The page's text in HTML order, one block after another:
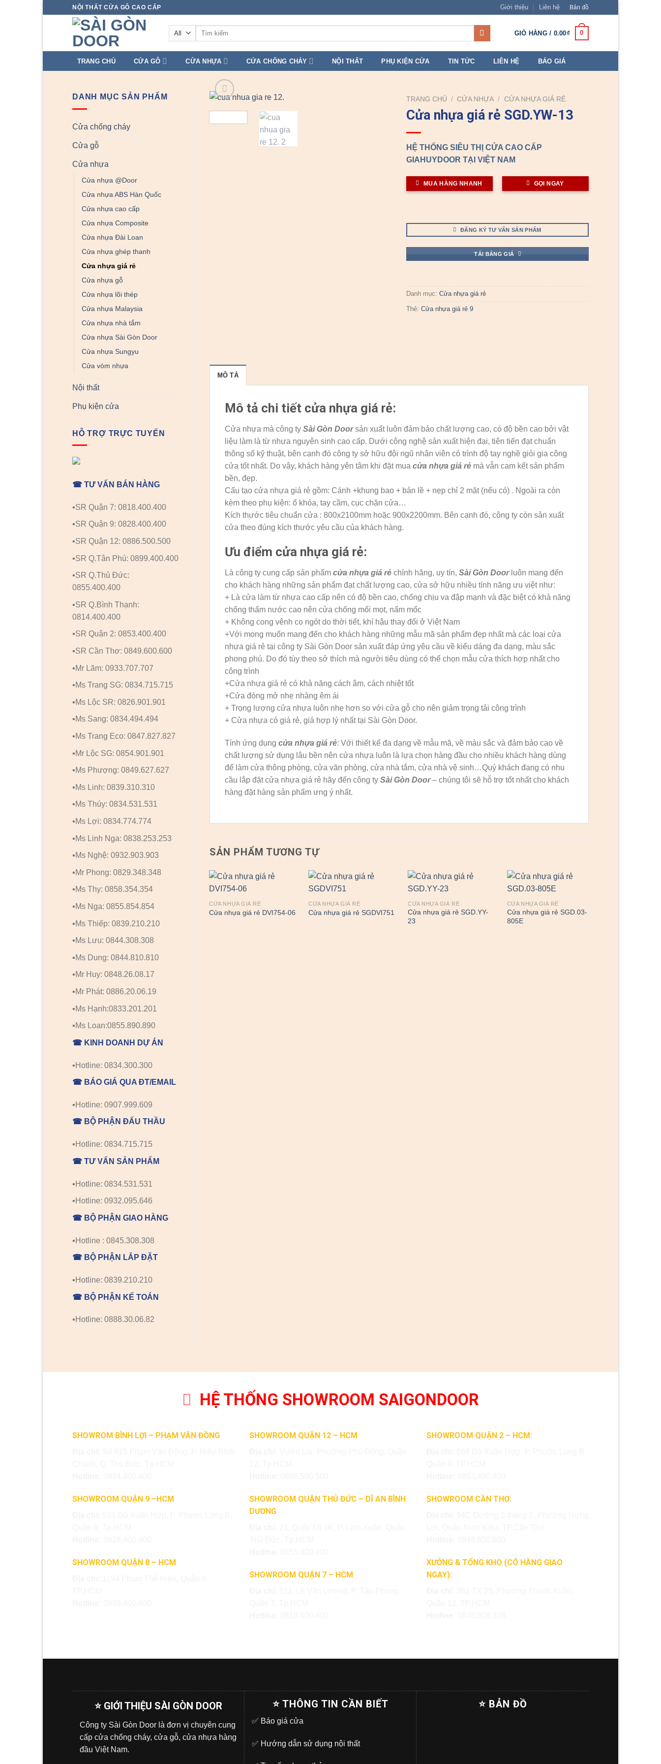
NỘI THẤT CỬA GỖ CAO CẤP Giới thiệu Liên hệ Bản đồ
Tìm
GIỎ HÀNG / 0.00₫ 0
TRANG CHỦ CỬA GỖ CỬA NHỰA CỬA CHỐNG CHÁY NỘI THẤT PHỤ KIỆN CỬA TIN TỨC LIÊN HỆ BÁO GIÁ
DANH MỤC SẢN PHẨM
Cửa chống cháy
Cửa gỗ
Cửa nhựa
Cửa nhựa @Door
Cửa nhựa ABS Hàn Quốc
Cửa nhựa cao cấp
Cửa nhựa Composite
Cửa nhựa Đài Loan
Cửa nhựa ghép thanh
Cửa nhựa giá rẻ
Cửa nhựa gỗ
Cửa nhựa lõi thép
Cửa nhựa Malaysia
Cửa nhựa nhà tắm
Cửa nhựa Sài Gòn Door
Cửa nhựa Sungyu
Cửa vòm nhựa
Nội thất
Phụ kiện cửa
HỖ TRỢ TRỰC TUYẾN
☎ TƯ VẤN BÁN HÀNG
▪️SR Quận 7: 0818.400.400
▪️SR Quận 9: 0828.400.400
▪️SR Quận 12: 0886.500.500
▪️SR Q.Tân Phú: 0899.400.400
▪️SR Q.Thủ Đức:
0855.400.400
▪️SR Q.Bình Thạnh:
0814.400.400
▪️SR Quận 2: 0853.400.400
▪️SR Cần Thơ: 0849.600.600
▪️Mr Lãm: 0933.707.707
▪️Ms Trang SG: 0834.715.715
▪️Ms Lộc SR: 0826.901.901
▪️Ms Sang: 0834.494.494
▪️Ms Trang Eco: 0847.827.827
▪️Mr Lộc SG: 0854.901.901
▪️Ms Phượng: 0849.627.627
▪️Ms Linh: 0839.310.310
▪️Ms Thúy: 0834.531.531
▪️Ms Lợi: 0834.774.774
▪️Ms Linh Nga: 0838.253.253
▪️Ms Nghệ: 0932.903.903
▪️Mr Phong: 0829.348.348
▪️Ms Thy: 0858.354.354
▪️Ms Nga: 0855.854.854
▪️Ms Thiếp: 0839.210.210
▪️Ms Lưu: 0844.308.308
▪️Ms Dung: 0844.810.810
▪️Mr Huy: 0848.26.08.17
▪️Mr Phát: 0886.20.06.19
▪️Ms Hạnh:0833.201.201
▪️Ms Loan:0855.890.890
☎ KINH DOANH DỰ ÁN
▪️Hotline: 0834.300.300
☎ BÁO GIÁ QUA ĐT/EMAIL
▪️Hotline: 0907.999.609
☎ BỘ PHẬN ĐẤU THẦU
▪️Hotline: 0834.715.715
☎ TƯ VẤN SẢN PHẨM
▪️Hotline: 0834.531.531
▪️Hotline: 0932.095.646
☎ BỘ PHẬN GIAO HÀNG
▪️Hotline : 0845.308.308
☎ BỘ PHẬN LẮP ĐẶT
▪️Hotline: 0839.210.210
☎ BỘ PHẬN KẾ TOÁN
▪️Hotline: 0888.30.06.82
TRANG CHỦ / CỬA NHỰA / CỬA NHỰA GIÁ RẺ
Cửa nhựa giá rẻ SGD.YW-13
HỆ THỐNG SIÊU THỊ CỬA CAO CẤP
GIAHUYDOOR TẠI VIỆT NAM
MUA HÀNG NHANH GỌI NGAY
ĐĂNG KÝ TƯ VẤN SẢN PHẨM
TẢI BẢNG GIÁ
Danh mục:Cửa nhựa giá rẻ
Thẻ:Cửa nhựa giá rẻ 9
MÔ TẢ
Mô tả chi tiết cửa nhựa giá rẻ:
Cửa nhựa mà công ty Sài Gòn Doorsản xuất luôn đảm bảo chất lượng cao, có độ bền cao bởi vật
liệu làm là từ nhựa nguyên sinh cao cấp. Dưới công nghệ sản xuất hiện đại, tiên tiến đạt chuẩn
thông số kỹ thuật, bên cạnh đó công ty sở hữu đội ngũ nhân viên có trình độ tay nghề giỏi gia công
cửa tốt nhất. Do vậy, khách hàng yên tâm khi đặt mua cửa nhựa giá rẻmà vẫn cam kết sản phẩm
bền, đẹp.
Cấu tạo cửa nhựa giá rẻ gồm: Cánh +khung bao + bản lề + nẹp chỉ 2 mặt (nếu có) . Ngoài ra còn
kèm theo phụ kiện: ổ khóa, tay cầm, cục chặn cửa…
Kích thước tiêu chuẩn cửa : 800x2100mm hoặc 900x2200mm. Bên cạnh đó, công ty còn sản xuất
cửa theo đúng kích thước yêu cầu của khách hàng.
Ưu điểm cửa nhựa giá rẻ:
Là công ty cung cấp sản phẩm cửa nhựa giá rẻchính hãng, uy tín, Sài Gòn Doorluôn mang đến
cho khách hàng những sản phẩm đạt chất lượng cao, cửa sở hữu nhiều tính năng ưu việt như:
+ Là cửa làm từ nhựa cao cấp nên có độ bền cao, chống chịu va đập mạnh và đặc biệt có khả năng
chống thấm nước cao nên cửa chống mối mọt, nấm mốc
+ Không cong vênh co ngót do thời tiết, khí hậu thay đổi ở Việt Nam
+Với mong muốn mang đến cho khách hàng những mẫu mã sản phẩm đẹp nhất mà các loại cửa
nhựa giá rẻ tại công ty Sài Gòn Door sản xuất đáp ứng yêu cầu về kiểu dáng đa dạng, màu sắc
phong phú. Do đó tùy theo sở thích mà người tiêu dùng có thể chọn mẫu cửa thích hợp nhất cho
công trình
+Cửa nhựa giá rẻ có khả năng cách âm, cách nhiệt tốt
+Cửa đóng mở nhẹ nhàng êm ái
+ Trọng lượng cửa nhựa luôn nhẹ hơn so với cửa gỗ cho nên giảm trọng tải công trình
+ Cửa nhựa có giá rẻ, giá hợp lý nhất tại Sài Gòn Door.
Tính ứng dụng cửa nhựa giá rẻ: Với thiết kế đa dạng về mẫu mã, về màu sắc và đảm bảo cao về
chất lượng sử dụng lâu bền nên cửa nhựa luôn là lựa chọn hàng đầu cho nhiều khách hàng dùng
để làm cửa thông phòng, cửa văn phòng, cửa nhà tắm, cửa nhà vệ sinh…Quý khách đang có nhu
cầu lắp đặt cửa nhựa giá rẻ hãy đến công ty Sài Gòn Door– chúng tôi sẽ hỗ trợ tốt nhất cho khách
hàng đặt hàng sản phẩm ưng ý nhất.
SẢN PHẨM TƯƠNG TỰ
CỬA NHỰA GIÁ RẺ
Cửa nhựa giá rẻ DVI754-06
CỬA NHỰA GIÁ RẺ
Cửa nhựa giá rẻ SGDVI751
CỬA NHỰA GIÁ RẺ
Cửa nhựa giá rẻ SGD.YY-
23
CỬA NHỰA GIÁ RẺ
Cửa nhựa giá rẻ SGD.03-
805E
HỆ THỐNG SHOWROOM SAIGONDOOR
SHOWROM BÌNH LỢI – PHẠM VĂN ĐỒNG
SHOWROOM QUẬN 9 –HCM
SHOWROOM QUẬN 8 – HCM
SHOWROOM QUẬN 12 – HCM
SHOWROOM QUẬN THỦ ĐỨC – DĨ AN BÌNH
DƯƠNG
SHOWROOM QUẬN 7 – HCM
SHOWROOM QUẬN 2 – HCM:
SHOWROOM CẦN THƠ:
XƯỞNG & TỔNG KHO (CÓ HÀNG GIAO
NGAY):
⭐ GIỚI THIỆU SÀI GÒN DOOR
Công ty Sài Gòn Door là đơn vị chuyên cung
cấp cửa chống cháy, cửa gỗ, cửa nhựa hàng
đầu Việt Nam.
⭐ THÔNG TIN CẦN BIẾT
✅ Báo giá cửa
✅ Hướng dẫn sử dụng nội thất
⭐ BẢN ĐỒ